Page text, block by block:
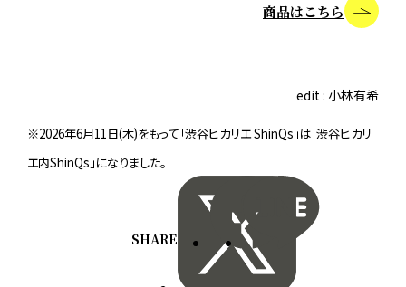
商品はこちら
edit : 小林有希
※2026年6月11日(木)をもって「渋谷ヒカリエ ShinQs」は「渋谷ヒカリ
エ内ShinQs」になりました。
SHARE